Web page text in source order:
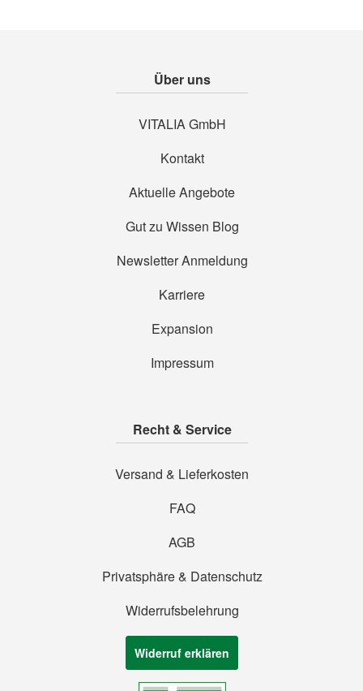
Über uns
VITALIA GmbH
Kontakt
Aktuelle Angebote
Gut zu Wissen Blog
Newsletter Anmeldung
Karriere
Expansion
Impressum
Recht & Service
Versand & Lieferkosten
FAQ
AGB
Privatsphäre & Datenschutz
Widerrufsbelehrung
Widerruf erklären